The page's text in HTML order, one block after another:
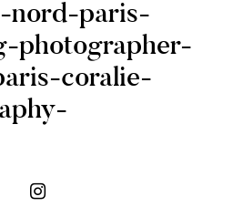
nord-paris-
photographer-
coralie-